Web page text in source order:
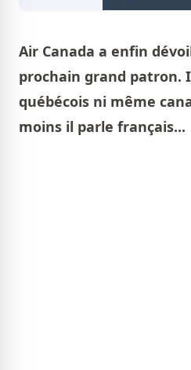
Air Canada a enfin
prochain grand patron.
québécois ni même
moins il parle français...